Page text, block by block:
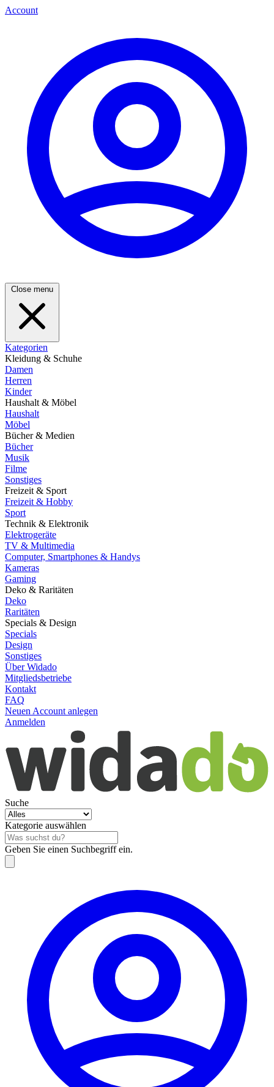
Account
Close menu
Kategorien
Kleidung & Schuhe
Damen
Herren
Kinder
Haushalt & Möbel
Haushalt
Möbel
Bücher & Medien
Bücher
Musik
Filme
Sonstiges
Freizeit & Sport
Freizeit & Hobby
Sport
Technik & Elektronik
Elektrogeräte
TV & Multimedia
Computer, Smartphones & Handys
Kameras
Gaming
Deko & Raritäten
Deko
Raritäten
Specials & Design
Specials
Design
Sonstiges
Über Widado
Mitgliedsbetriebe
Kontakt
FAQ
Neuen Account anlegen
Anmelden
Suche
Kategorie auswählen
Geben Sie einen Suchbegriff ein.